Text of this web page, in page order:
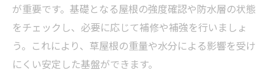
が重要です。基礎となる屋根の強度確認や防水層の状態
をチェックし、必要に応じて補修や補強を行いましょ
う。これにより、草屋根の重量や水分による影響を受け
にくい安定した基盤ができます。